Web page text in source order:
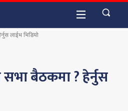
लाईभ भिडियो
सभा बैठकमा ? हेर्नुस